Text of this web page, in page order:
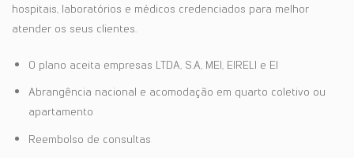
hospitais, laboratórios e médicos credenciados para melhor
atender os seus clientes.
O plano aceita empresas LTDA, S.A, MEI, EIRELI e EI
Abrangência nacional e acomodação em quarto coletivo ou
apartamento
Reembolso de consultas